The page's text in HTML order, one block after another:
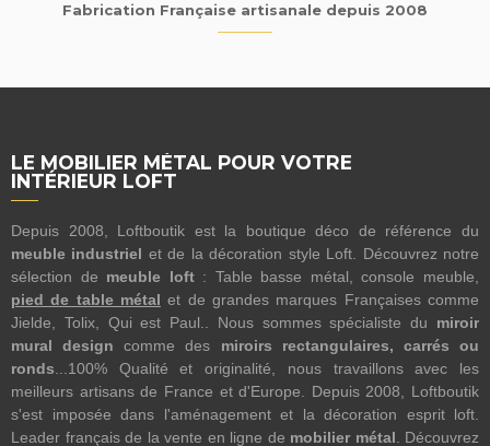
Fabrication Française artisanale depuis 2008
LE MOBILIER MÉTAL POUR VOTRE
INTÉRIEUR LOFT
Depuis 2008, Loftboutik est la boutique déco de référence du
meuble industriel et de la décoration style Loft. Découvrez notre
sélection de meuble loft: Table basse métal, console meuble,
pied de table métal et de grandes marques Françaises comme
Jielde, Tolix, Qui est Paul.. Nous sommes spécialiste du miroir
mural design comme des miroirs rectangulaires, carrés ou
ronds...100% Qualité et originalité, nous travaillons avec les
meilleurs artisans de France et d'Europe. Depuis 2008, Loftboutik
s'est imposée dans l'aménagement et la décoration esprit loft.
Leader français de la vente en ligne de mobilier métal. Découvrez